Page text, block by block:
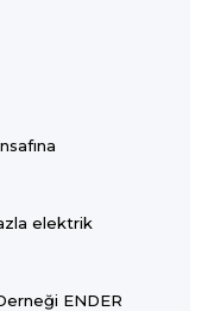
elektrik
ENDER